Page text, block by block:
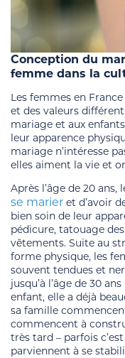
Conception du
femme dans la
Les femmes en
et des valeurs
mariage et aux
leur apparence
mariage n’intéresse
elles aiment la vie et
Après l’âge de 20
se marier et d’avoir
bien soin de leur
pédicure, tatouage
vêtements. Suite au
forme physique, les
souvent tendues et
jusqu’à l’âge de 30
enfant, elle a déjà
sa famille
commencent à
très tard – parfois
parviennent à se